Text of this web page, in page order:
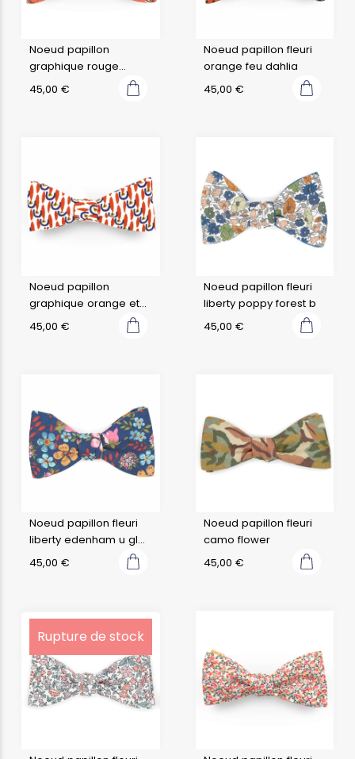
Noeud papillon
graphique rouge
argile apache
45,00 €
Noeud papillon fleuri
orange feu dahlia
45,00 €
Noeud papillon
graphique orange et
bleu apache
45,00 €
Noeud papillon fleuri
liberty poppy forest b
45,00 €
Noeud papillon fleuri
liberty edenham u glen
river
45,00 €
Noeud papillon fleuri
camo flower
45,00 €
Rupture de stock